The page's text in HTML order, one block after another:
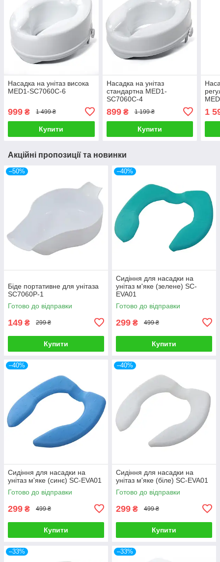
Насадка на унітаз висока
MED1-SC7060C-6
999 ₴ 1 499 ₴
Купити
Насадка на унітаз
стандартна MED1-
SC7060C-4
899₴ 1 199 ₴
Купити
1
Акційні пропозиції та новинки
–50%
Біде портативне для унітаза
SC7060P-1
Готово до відправки
149 ₴ 299 ₴
Купити
–40%
Сидіння для насадки на
унітаз м'яке (зелене) SC-
EVA01
Готово до відправки
299 ₴ 499 ₴
Купити
–40%
Сидіння для насадки на
унітаз м'яке (синє) SC-EVA01
Готово до відправки
299 ₴ 499 ₴
Купити
–40%
Сидіння для насадки на
унітаз м'яке (біле) SC-EVA01
Готово до відправки
299 ₴ 499 ₴
Купити
–33% –33%